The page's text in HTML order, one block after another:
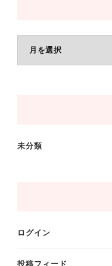
未分類
ログイン
投稿フィード